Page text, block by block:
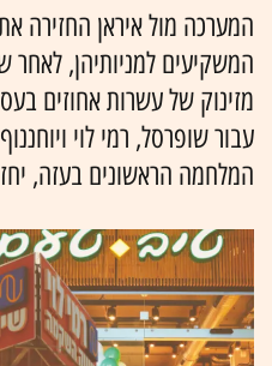
המערכה מול איראן החזירה
המשקיעים למניותיהן, לאחר
מזינוק של עשרות אחוזים
עבור שופרסל, רמי לוי
המלחמה הראשונים בעזה,